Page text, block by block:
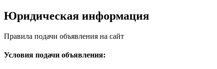
Юридическая информация
Правила подачи объявления на сайт
Условия подачи объявления: